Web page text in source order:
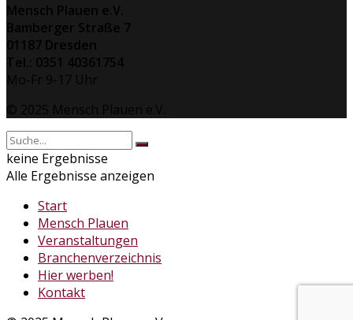
Mensch Plauen e.V.
Bamberger Straße 7
01187 Dresden
Tel.: 0351 40361754
Mo-Fr 9-17 Uhr
© 2025 Mensch Plauen e.V.
keine Ergebnisse
Alle Ergebnisse anzeigen
Start
Mensch Plauen
Veranstaltungen
Branchenverzeichnis
Hier werben!
Kontakt